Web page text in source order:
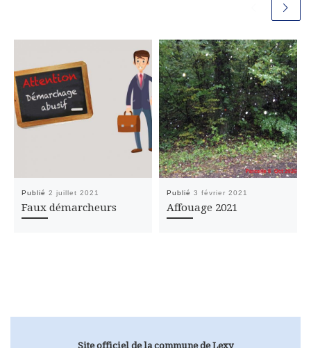
Publié 2 juillet 2021
Faux démarcheurs
Publié 3 février 2021
Affouage 2021
Site officiel de la commune de Lexy